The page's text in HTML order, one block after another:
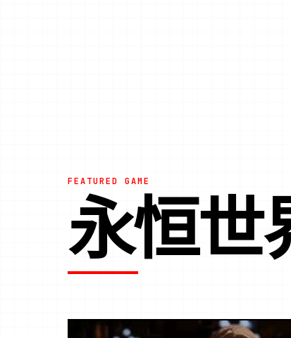
FEATURED GAME
永恒世